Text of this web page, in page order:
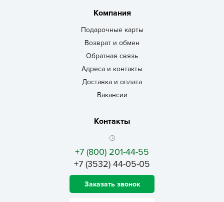
Компания
Подарочные карты
Возврат и обмен
Обратная связь
Адреса и контакты
Доставка и оплата
Вакансии
Контакты
+7 (800) 201-44-55
+7 (3532) 44-05-05
Заказать звонок